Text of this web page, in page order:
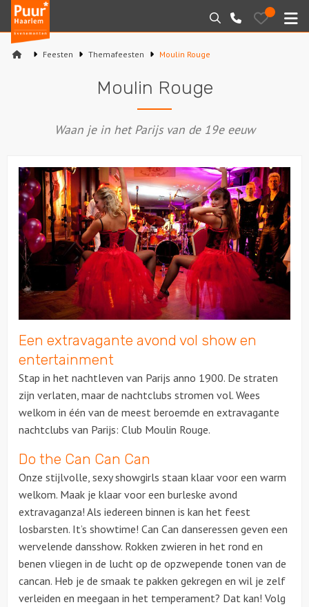
Puur*
Haarlem
bedrijfsuitjes
Zoeken
023-
2210130
Bewaarde
uitjes
Varen
Sport en spel
Workshops
Rondleidingen
Locaties
Feesten
Over ons
Feesten Themafeesten Moulin Rouge
Moulin Rouge
Waan je in het Parijs van de 19e eeuw
Een extravagante avond vol show en
entertainment
Stap in het nachtleven van Parijs anno 1900. De straten
zijn verlaten, maar de nachtclubs stromen vol. Wees
welkom in één van de meest beroemde en extravagante
nachtclubs van Parijs: Club Moulin Rouge.
Do the Can Can Can
Onze stijlvolle, sexy showgirls staan klaar voor een warm
welkom. Maak je klaar voor een burleske avond
extravaganza! Als iedereen binnen is kan het feest
losbarsten. It’s showtime! Can Can danseressen geven een
wervelende dansshow. Rokken zwieren in het rond en
benen vliegen in de lucht op de opzwepende tonen van de
cancan. Heb je de smaak te pakken gekregen en wil je zelf
verleiden en meegaan in het temperament? Dat kan! Volg